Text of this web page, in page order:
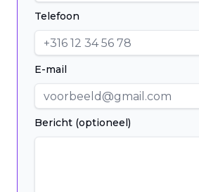
Telefoon
E-mail
Bericht (optioneel)